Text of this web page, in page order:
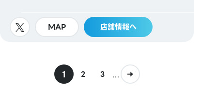
MAP 店舗情報へ
1 2 3 ...